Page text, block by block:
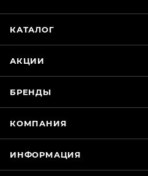
КАТАЛОГ
АКЦИИ
БРЕНДЫ
КОМПАНИЯ
ИНФОРМАЦИЯ
Магазин Интимания
Нажмите на кнопку ниже